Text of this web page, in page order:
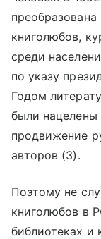
книголюбов,
среди
по указу
Годом
были нацелены
продвижение
авторов (3).
Поэтому не
книголюбов в
библиотеках и